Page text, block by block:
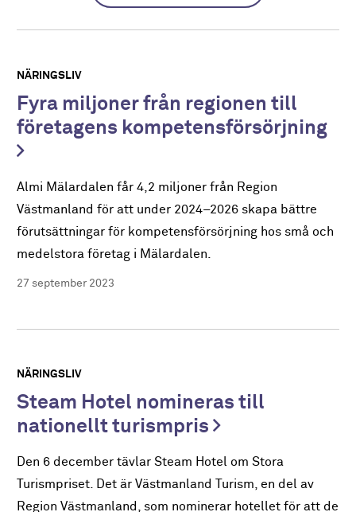
NÄRINGSLIV
Fyra miljoner från regionen till
företagens kompetensförsörjning
Almi Mälardalen får 4,2 miljoner från Region
Västmanland för att under 2024–2026 skapa bättre
förutsättningar för kompetensförsörjning hos små och
medelstora företag i Mälardalen.
27 september 2023
NÄRINGSLIV
Steam Hotel nomineras till
nationellt turismpris
Den 6 december tävlar Steam Hotel om Stora
Turismpriset. Det är Västmanland Turism, en del av
Region Västmanland, som nominerar hotellet för att de